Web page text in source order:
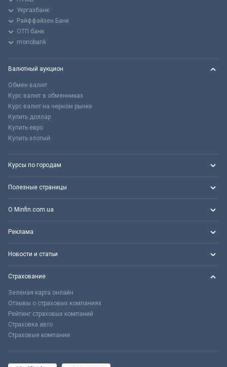
Укргазбанк
Райффайзен Банк
ОТП банк
monobank
Валютный аукцион
Обмен валют
Курс валют в обменниках
Курс валют на черном рынке
Купить доллар
Купить евро
Купить злотый
Курсы по городам
Полезные страницы
О Minfin.com.ua
Реклама
Новости и статьи
Страхование
Зеленая карта онлайн
Отзывы о страховых компаниях
Рейтинг страховых компаний
Страховка авто
Страховые компании